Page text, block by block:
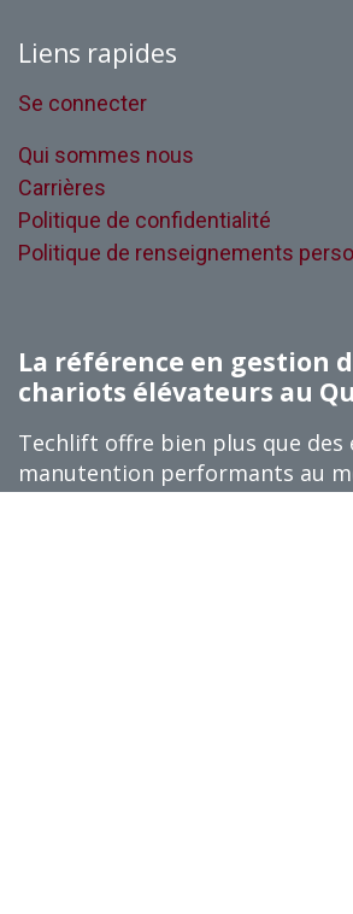
Liens rapides
Se connecter
Qui sommes nous
Carrières
Politique de confidentialité
Politique de renseignements
La référence en gestion
chariots élévateurs au
Techlift offre bien plus que des
manutention performants au